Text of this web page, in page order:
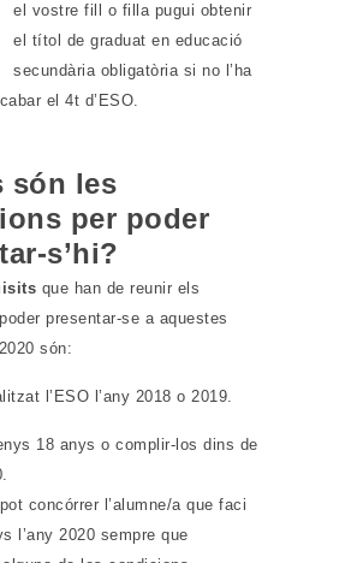
el vostre fill o filla pugui obtenir
el títol de graduat en educació
secundària obligatòria si no l’ha
el 4t d’ESO.
són les
per poder
s’hi?
que han de reunir els
presentar-se a aquestes
són:
l’ESO l’any 2018 o 2019.
18 anys o complir-los dins de
concórrer l’alumne/a que faci
l’any 2020 sempre que